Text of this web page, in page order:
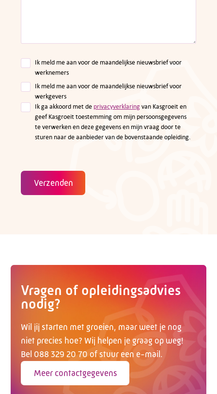
Ik meld me aan voor de maandelijkse nieuwsbrief voor
werknemers
Ik meld me aan voor de maandelijkse nieuwsbrief voor
werkgevers
Ik ga akkoord met de privacyverklaringvan Kasgroeit en
geef Kasgroeit toestemming om mijn persoonsgegevens
te verwerken en deze gegevens en mijn vraag door te
sturen naar de aanbieder van de bovenstaande opleiding.
Verzenden
Vragen of opleidingsadvies
nodig?
Wil jij starten met groeien, maar weet je nog
niet precies hoe? Wij helpen je graag op weg!
Bel 088 329 20 70 of stuur een e-mail.
Meer contactgegevens